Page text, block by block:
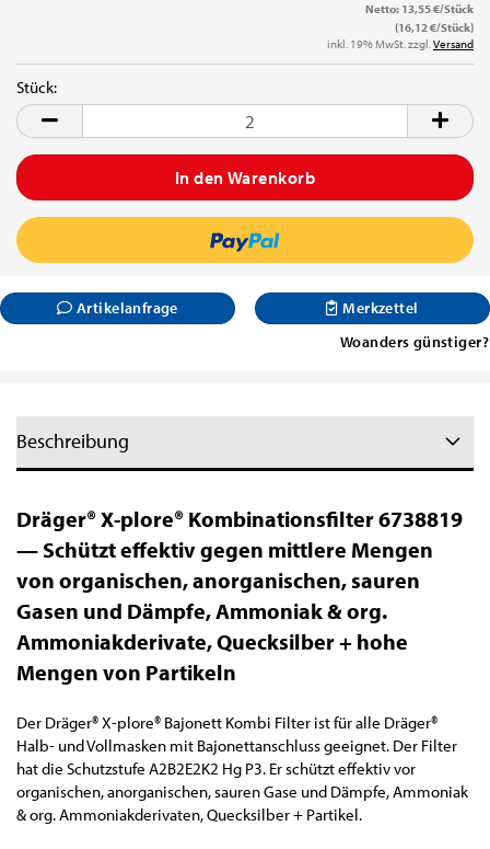
Netto: 13,55 €/Stück
(16,12 €/Stück)
inkl. 19% MwSt. zzgl.Versand
Stück:
Stück
Artikelanfrage
Merkzettel
Woanders günstiger?
Beschreibung
Dräger® X-plore® Kombinationsfilter 6738819
— Schützt effektiv gegen mittlere Mengen
von organischen, anorganischen, sauren
Gasen und Dämpfe, Ammoniak & org.
Ammoniakderivate, Quecksilber + hohe
Mengen von Partikeln
Der Dräger® X-plore® Bajonett Kombi Filter ist für alle Dräger®
Halb- und Vollmasken mit Bajonettanschluss geeignet. Der Filter
hat die Schutzstufe A2B2E2K2 Hg P3. Er schützt effektiv vor
organischen, anorganischen, sauren Gase und Dämpfe, Ammoniak
& org. Ammoniakderivaten, Quecksilber + Partikel.